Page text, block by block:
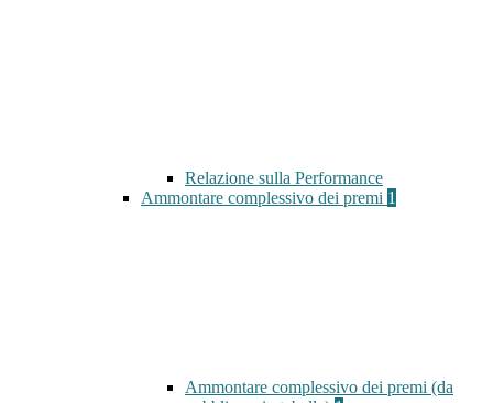
Relazione sulla Performance
Ammontare complessivo dei premi 1
Ammontare complessivo dei premi (da